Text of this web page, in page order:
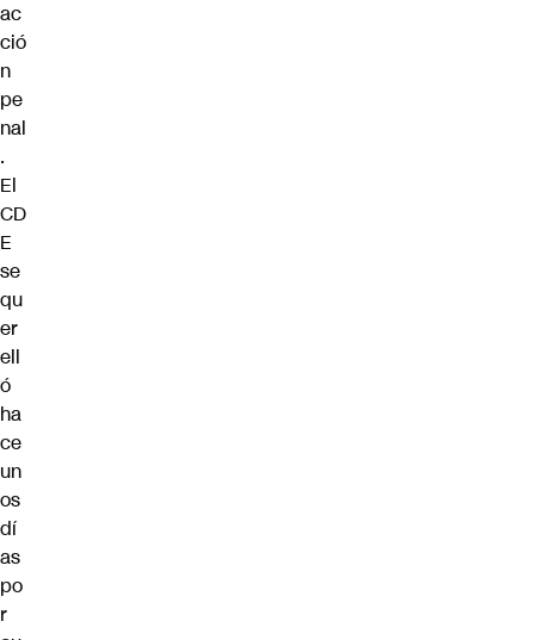
ac
ció
n
pe
nal
.
El
CD
E
se
qu
er
ell
ó
ha
ce
un
os
dí
as
po
r